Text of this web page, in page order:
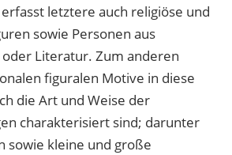
letztere auch religiöse und
sowie Personen aus
oder Literatur. Zum anderen
figuralen Motive in diese
die Art und Weise der
charakterisiert sind; darunter
sowie kleine und große